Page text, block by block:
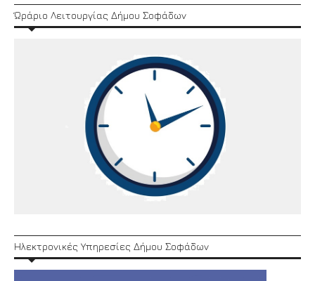
Ώράριο Λειτουργίας Δήμου Σοφάδων
Ηλεκτρονικές Υπηρεσίες Δήμου Σοφάδων